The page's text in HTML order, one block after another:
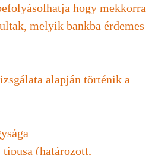
hogy mekkorra
melyik bankba érdemes
alapján történik a
(határozott,